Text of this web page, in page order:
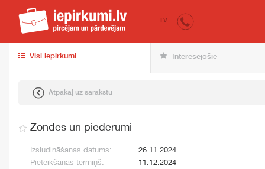
iepirkumi.lv
LV
Visi iepirkumi Interesējošie
Atpakaļ uz sarakstu
Zondes un piederumi
Izsludināšanas datums:
26.11.2024
Pieteikšanās termiņš:
11.12.2024